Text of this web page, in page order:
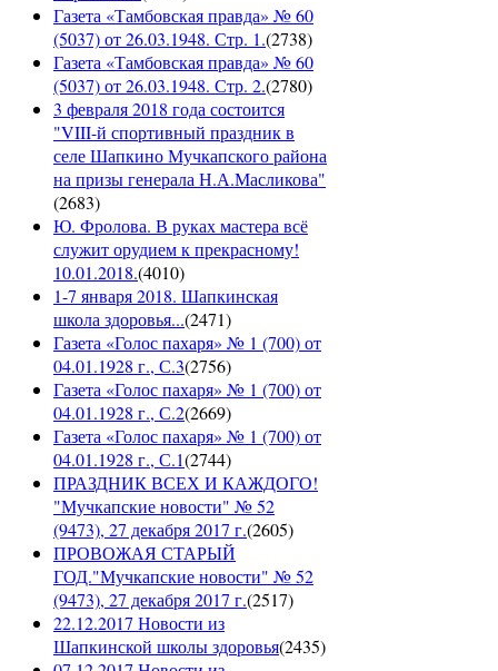
Газета «Тамбовская правда» № 60
(5037) от 26.03.1948. Стр. 1.(2738)
Газета «Тамбовская правда» № 60
(5037) от 26.03.1948. Стр. 2.(2780)
3 февраля 2018 года состоится
"VIII-й спортивный праздник в
селе Шапкино Мучкапского района
на призы генерала Н.А.Масликова"
(2683)
Ю. Фролова. В руках мастера всё
служит орудием к прекрасному!
10.01.2018.(4010)
1-7 января 2018. Шапкинская
школа здоровья...(2471)
Газета «Голос пахаря» № 1 (700) от
04.01.1928 г., С.3(2756)
Газета «Голос пахаря» № 1 (700) от
04.01.1928 г., С.2(2669)
Газета «Голос пахаря» № 1 (700) от
04.01.1928 г., С.1(2744)
ПРАЗДНИК ВСЕХ И КАЖДОГО!
"Мучкапские новости" № 52
(9473), 27 декабря 2017 г.(2605)
ПРОВОЖАЯ СТАРЫЙ
ГОД."Мучкапские новости" № 52
(9473), 27 декабря 2017 г.(2517)
22.12.2017 Новости из
Шапкинской школы здоровья(2435)